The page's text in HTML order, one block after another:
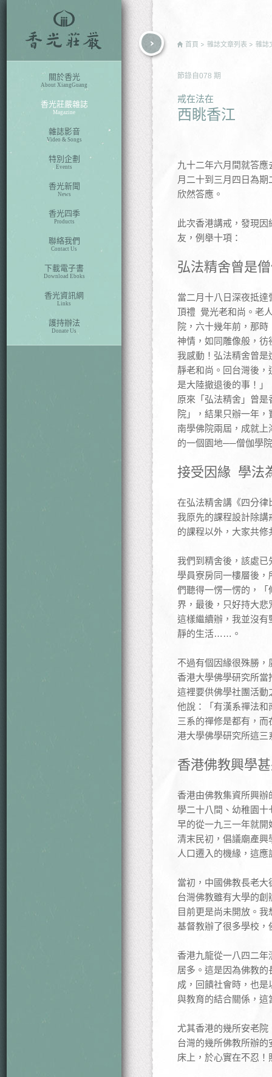
關於香光
About XiangGuang
香光莊嚴雜誌
Magazine
雜誌影音
Video & Songs
特別企劃
Events
香光新聞
News
香光四季
Products
聯絡我們
Contact Us
下載電子書
Download Eboks
香光資訊網
Links
護持辦法
Donate Us
首頁 雜誌文章列表 雜誌
節錄自 078 期
戒在法在
西眺香江
九十二年六月間就答
月二十到三月四日為
欣然答應。
此次香港講戒，發現
友，例舉十項：
弘法精舍曾是
當二月十八日深夜抵
頂禮 覺光老和尚。老
院，六十幾年前，那
神情，如同雕像般，
我感動！弘法精舍曾
靜老和尚。回台灣後
是大陸撤退後的事！」
原來「弘法精舍」曾
院」，結果只辦一年
南學佛院兩屆，成就
的一個園地──僧伽學
接受因緣 學法
在弘法精舍講《四分
我原先的課程設計除
的課程以外，大家共
我們到精舍後，該處
學員寮房同一樓層後
們聽得一愣一愣的，
界，最後，只好持大
這樣繼續辦，我並沒
靜的生活……。
不過有個因緣很殊勝
香港大學佛學研究所
這裡要供佛學社團活
他說：「有漢系禪法
三系的禪修是都有，
港大學佛學研究所這
香港佛教興學
香港由佛教集資所興
學二十八間、幼稚園
早的從一九三一年就
清末民初，倡議廟產
人口遷入的機緣，這
當初，中國佛教長老
台灣佛教雖有大學的
目前更是尚未開放。
基督教辦了很多學校
香港九龍從一八四二
居多。這是因為佛教
成，回饋社會時，也
與教育的結合關係，這
尤其香港的幾所安老
台灣的幾所佛教所辦
床上，於心實在不忍